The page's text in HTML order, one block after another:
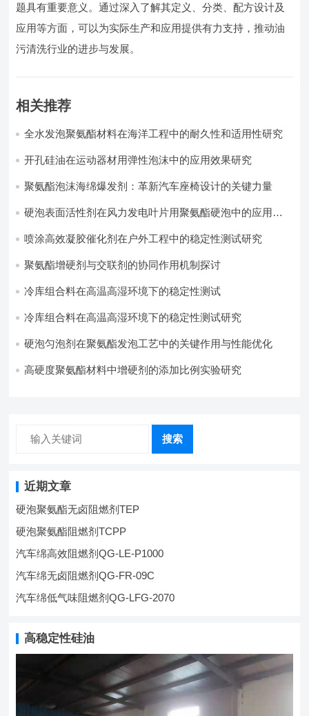
题具有重要意义。通过深入了解其定义、分类、配方设计及
应用等方面，可以为实际生产和应用提供有力支持，推动油
污清洗行业的进步与发展。
相关推荐
全水发泡聚氨酯材料在海洋工程中的耐久性和适用性研究
开孔硅油在运动器材用弹性泡沫中的应用效果研究
聚氨酯泡沫海绵爆发剂：革新汽车座椅设计的关键力量​
硬泡表面活性剂在风力发电叶片用聚氨酯硬泡中的应用实
喷涂高效凝胶催化剂在户外工程中的稳定性测试研究
聚氨酯增硬剂与交联剂的协同作用机制探讨
冷库组合料在高温高湿环境下的稳定性测试​
冷库组合料在高温高湿环境下的稳定性测试研究
硬泡匀泡剂在聚氨酯发泡工艺中的关键作用与性能优化
高硬度聚氨酯材料中增硬剂的添加比例实验研究
搜索
近期文章
硬泡聚氨酯无卤阻燃剂TEP
硬泡聚氨酯阻燃剂TCPP
汽车绵高效阻燃剂QG-LE-P1000
汽车绵无卤阻燃剂QG-FR-09C
汽车绵低气味阻燃剂QG-LFG-2070
高稳定性硅油